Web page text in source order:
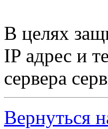
В целях
IP адрес и
сервера
Вернуться